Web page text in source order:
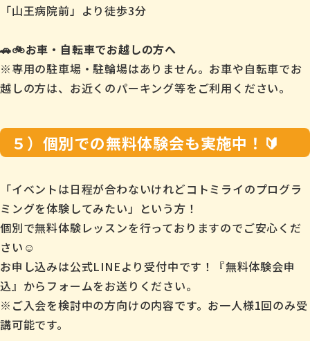
「山王病院前」より徒歩3分
🚗🚲お車・自転車でお越しの方へ
※専用の駐車場・駐輪場はありません。お車や自転車でお
越しの方は、お近くのパーキング等をご利用ください。
５）個別での無料体験会も実施中！🔰
「イベントは日程が合わないけれどコトミライのプログラ
ミングを体験してみたい」という方！
個別で無料体験レッスンを行っておりますのでご安心くだ
さい☺️
お申し込みは公式LINEより受付中です！『無料体験会申
込』からフォームをお送りください。
※ご入会を検討中の方向けの内容です。お一人様1回のみ受
講可能です。